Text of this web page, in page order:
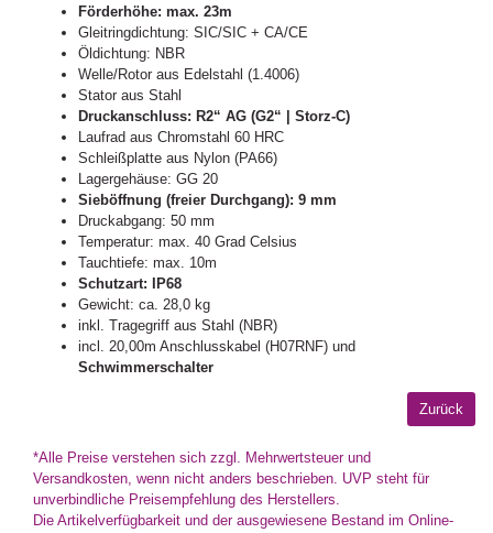
Förderhöhe: max. 23m
Gleitringdichtung: SIC/SIC + CA/CE
Öldichtung: NBR
Welle/Rotor aus Edelstahl (1.4006)
Stator aus Stahl
Druckanschluss: R2“ AG (G2“ | Storz-C)
Laufrad aus Chromstahl 60 HRC
Schleißplatte aus Nylon (PA66)
Lagergehäuse: GG 20
Sieböffnung (freier Durchgang): 9 mm
Druckabgang: 50 mm
Temperatur: max. 40 Grad Celsius
Tauchtiefe: max. 10m
Schutzart: IP68
Gewicht: ca. 28,0 kg
inkl. Tragegriff aus Stahl (NBR)
incl. 20,00m Anschlusskabel (H07RNF) und
Schwimmerschalter
*Alle Preise verstehen sich zzgl. Mehrwertsteuer und
Versandkosten, wenn nicht anders beschrieben. UVP steht für
unverbindliche Preisempfehlung des Herstellers.
Die Artikelverfügbarkeit und der ausgewiesene Bestand im Online-